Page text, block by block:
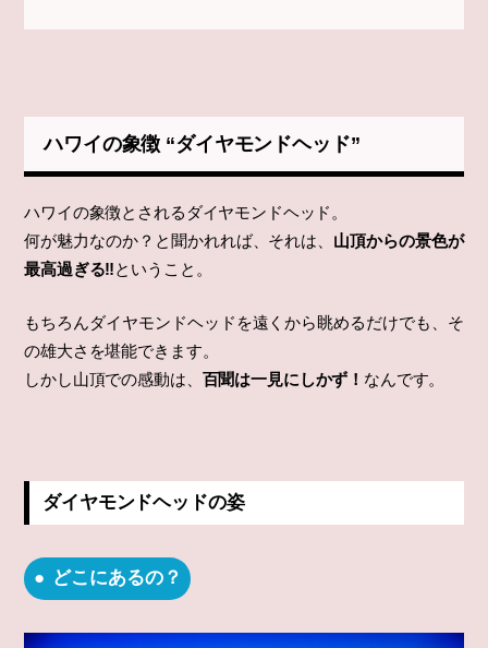
ハワイの象徴 “ダイヤモンドヘッド”
ハワイの象徴とされるダイヤモンドヘッド。
何が魅力なのか？と聞かれれば、それは、 山頂からの景色が
最高過ぎる‼ということ。
もちろんダイヤモンドヘッドを遠くから眺めるだけでも、そ
の雄大さを堪能できます。
しかし山頂での感動は、 百聞は一見にしかず！ なんです。
ダイヤモンドヘッドの姿
どこにあるの？